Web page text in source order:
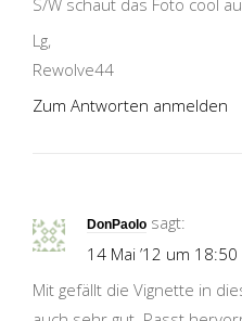
S/W schaut das Foto cool
Lg,
Rewolve44
Zum Antworten anmelden
DonPaolo sagt:
14 Mai ’12 um
Mit gefällt die Vignette in